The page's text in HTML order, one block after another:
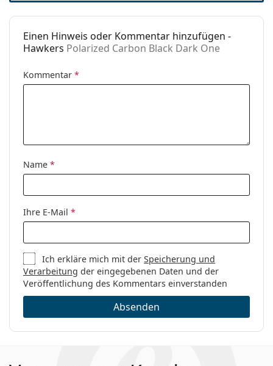
Einen Hinweis oder Kommentar hinzufügen -
Hawkers Polarized Carbon Black Dark One
Kommentar *
Name *
Ihre E-Mail *
Ich erkläre mich mit derSpeicherung und
Verarbeitung der eingegebenen Daten und der
Veröffentlichung des Kommentars einverstanden
Absenden